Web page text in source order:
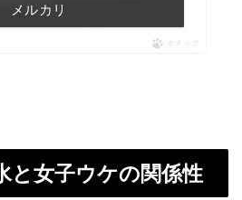
メルカリ
ポチップ
と女子ウケの関係性